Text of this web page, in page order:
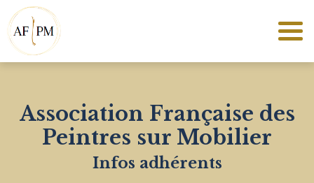
Association Française des
Peintres sur Mobilier
Infos adhérents